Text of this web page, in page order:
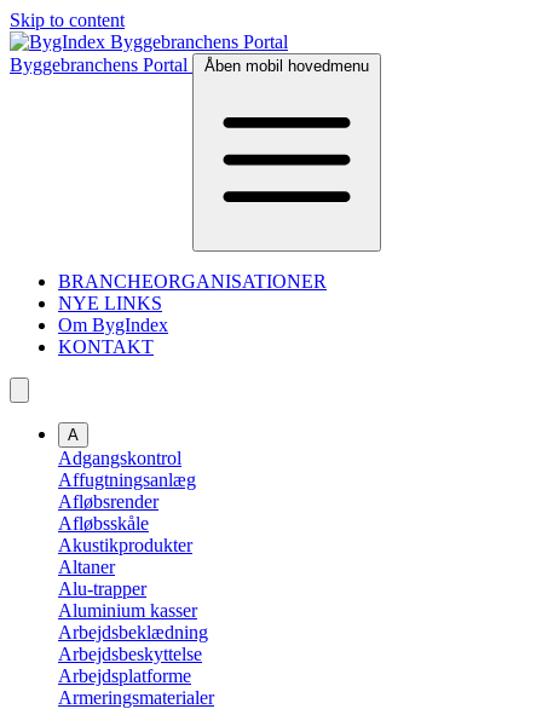
Skip to content
Byggebranchens Portal Åben mobil hovedmenu
BRANCHEORGANISATIONER
NYE LINKS
Om BygIndex
KONTAKT
A
Adgangskontrol
Affugtningsanlæg
Afløbsrender
Afløbsskåle
Akustikprodukter
Altaner
Alu-trapper
Aluminium kasser
Arbejdsbeklædning
Arbejdsbeskyttelse
Arbejdsplatforme
Armeringsmaterialer